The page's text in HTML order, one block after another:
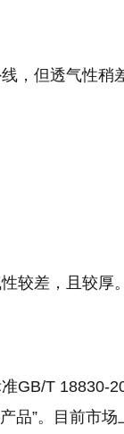
，但透气性稍
较差，且较厚‌。
GB/T 18830-
品”‌。目前市